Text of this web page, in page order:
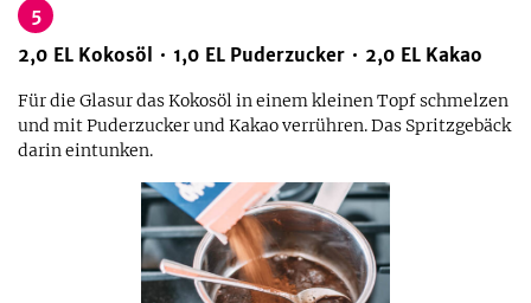
5
2,0 EL Kokosöl 1,0 EL Puderzucker 2,0 EL Kakao
Für die Glasur das Kokosöl in einem kleinen Topf schmelzen
und mit Puderzucker und Kakao verrühren. Das Spritzgebäck
darin eintunken.